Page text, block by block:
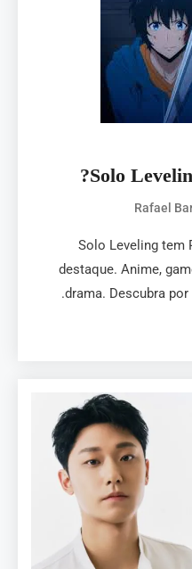
Solo
Rafael
Solo Leveling tem
destaque. Anime,
drama. Descubra